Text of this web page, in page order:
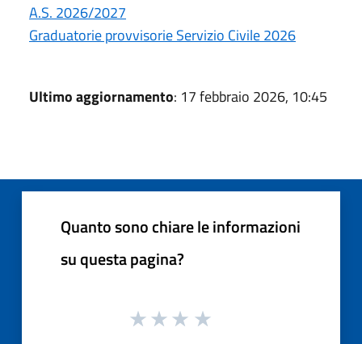
A.S. 2026/2027
Graduatorie provvisorie Servizio Civile 2026
Ultimo aggiornamento: 17 febbraio 2026, 10:45
Quanto sono chiare le informazioni
su questa pagina?